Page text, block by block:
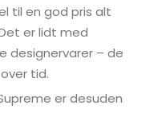
til en god pris alt
er lidt med
designervarer – de
tid.
er desuden